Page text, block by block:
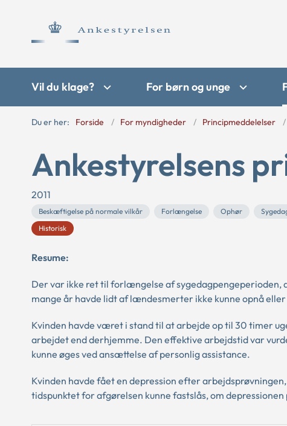
Vil du klage? For børn og unge
Du er her: Forside For myndigheder Principmeddelelser
Ankestyrelsens
2011
Beskæftigelse på normale vilkår Forlængelse Ophør
Historisk
Resume:
Der var ikke ret til forlængelse af sygedagpengeperioden,
mange år havde lidt af lændesmerter ikke kunne opnå
Kvinden havde været i stand til at arbejde op til 30 timer
arbejdet end derhjemme. Den effektive arbejdstid var
kunne øges ved ansættelse af personlig assistance.
Kvinden havde fået en depression efter
tidspunktet for afgørelsen kunne fastslås, om